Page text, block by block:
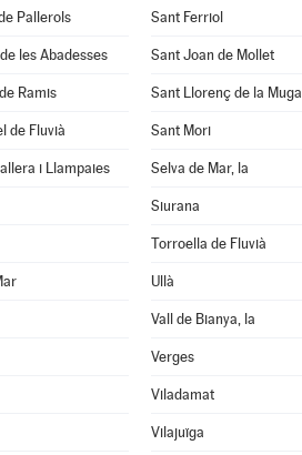
Pallerols Sant Ferriol
les Abadesses Sant Joan de Mollet
Ramis Sant Llorenç de la Muga
de Fluvià Sant Mori
i Llampaies Selva de Mar, la
Siurana
Torroella de Fluvià
Ullà
Vall de Bianya, la
Verges
Viladamat
Vilajuïga